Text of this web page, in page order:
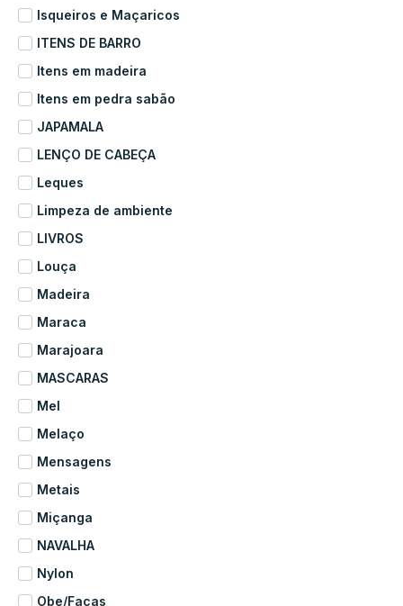
Isqueiros e Maçaricos
ITENS DE BARRO
Itens em madeira
Itens em pedra sabão
JAPAMALA
LENÇO DE CABEÇA
Leques
Limpeza de ambiente
LIVROS
Louça
Madeira
Maraca
Marajoara
MASCARAS
Mel
Melaço
Mensagens
Metais
Miçanga
NAVALHA
Nylon
Obe/Facas